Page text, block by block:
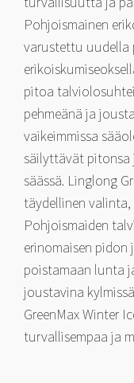
Pohjoismainen
varustettu uudella
pitoa
pehmeänä ja
vaikeimmissa
säilyttävät pitonsa
säässä. Linglong
täydellinen
Pohjoismaiden
erinomaisen
poistamaan lunta
joustavina
GreenMax Winter
turvallisempaa ja